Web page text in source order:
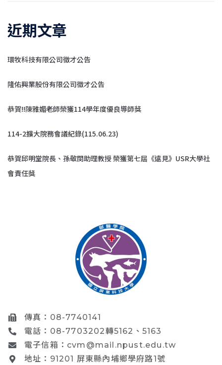
近期文章
環牧科技有限公司徵才公告
隆佑興業股份有限公司徵才公告
恭賀!!陳雅媚老師榮獲114學年度優良導師獎
114-2擴大院務會議紀錄(115.06.23)
恭賀邱明堂院長、孫敬閔助理教授 榮獲第七屆《遠見》USR大學社
會責任獎
傳真：08-7740141
電話：08-7703202轉5162、5163
電子信箱：cvm@mail.npust.edu.tw
地址：91201 屏東縣內埔鄉學府路1號